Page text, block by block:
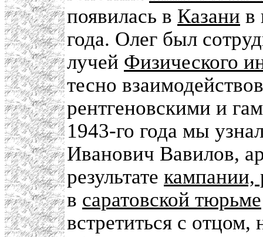
появилась в Казани в
года. Олег был
лучей Физического
тесно
рентгеновскими и
1943-го года мы
Иванович Вавилов,
результате кампании,
в саратовской тюрьме
встретиться с отцом,